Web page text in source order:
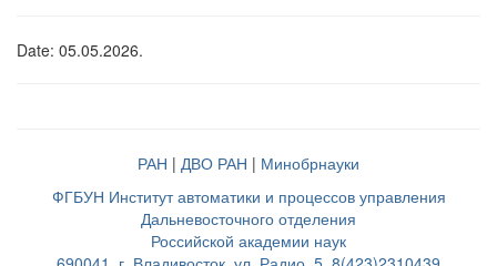
Date: 05.05.2026.
РАН | ДВО РАН | Минобрнауки
ФГБУН Институт автоматики и процессов управления
Дальневосточного отделения
Российской академии наук